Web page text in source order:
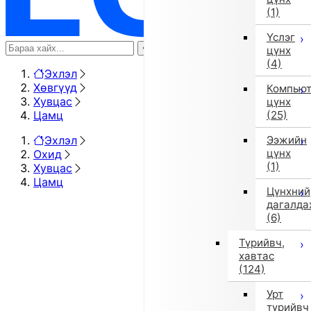
(1)
Үслэг
цүнх
(4)
цүнх
(25)
Ээжийн
цүнх
(1)
Цүнхний
(6)
Түрийвч,
хавтас
(124)
Урт
түрийвч
Эхлэл
Хөвгүүд
Хувцас
Цамц
Эхлэл
Охид
Хувцас
Цамц